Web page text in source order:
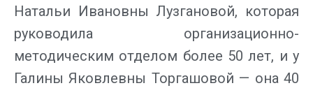
Натальи Ивановны Лузгановой, которая
руководила организационно-
методическим отделом более 50 лет, и у
Галины Яковлевны Торгашовой — она 40